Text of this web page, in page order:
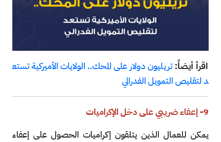
اقرأ أيضاً:تريليون دولار على المحك.. الولايات الأميركية تستع
د لتقليص التمويل الفدرالي
9- إعفاء ضريبي على دخل الإكراميات
يمكن للعمال الذين يتلقون إكراميات الحصول على إعفاء